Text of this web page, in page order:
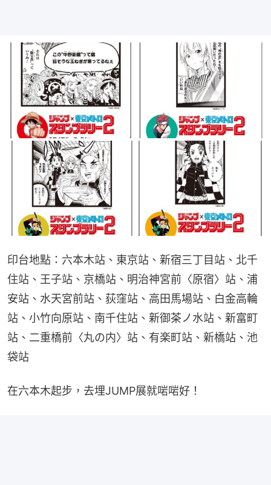
印台地點：六本木站、東京站、新宿三丁目站、北千
住站、王子站、京橋站、明治神宮前〈原宿〉站、浦
安站、水天宮前站、荻窪站、高田馬場站、白金高輪
站、小竹向原站、南千住站、新御茶ノ水站、新富町
站、二重橋前〈丸の内〉站、有楽町站、新橋站、池
袋站
在六本木起步，去埋JUMP展就啱啱好！